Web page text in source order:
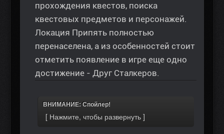
прохождения квестов, поиска
квестовых предметов и персонажей.
Локация Припять полностью
перенаселена, а из особенностей стоит
отметить появление в игре еще одно
достижение - Друг Сталкеров.
ВНИМАНИЕ: Спойлер!